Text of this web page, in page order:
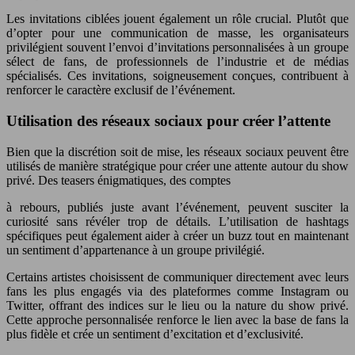
Les invitations ciblées jouent également un rôle crucial. Plutôt que
d’opter pour une communication de masse, les organisateurs
privilégient souvent l’envoi d’invitations personnalisées à un groupe
sélect de fans, de professionnels de l’industrie et de médias
spécialisés. Ces invitations, soigneusement conçues, contribuent à
renforcer le caractère exclusif de l’événement.
Utilisation des réseaux sociaux pour créer l’attente
Bien que la discrétion soit de mise, les réseaux sociaux peuvent être
utilisés de manière stratégique pour créer une attente autour du show
privé. Des teasers énigmatiques, des comptes
à rebours, publiés juste avant l’événement, peuvent susciter la
curiosité sans révéler trop de détails. L’utilisation de hashtags
spécifiques peut également aider à créer un buzz tout en maintenant
un sentiment d’appartenance à un groupe privilégié.
Certains artistes choisissent de communiquer directement avec leurs
fans les plus engagés via des plateformes comme Instagram ou
Twitter, offrant des indices sur le lieu ou la nature du show privé.
Cette approche personnalisée renforce le lien avec la base de fans la
plus fidèle et crée un sentiment d’excitation et d’exclusivité.